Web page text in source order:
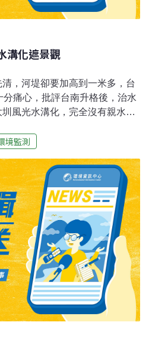
溝化遮景觀
，河堤卻要加高到一米多，台
痛心，批評台南升格後，治水
風光水溝化，完全沒有親水性
進行的堤岸加高工程，因最近
安順橋保安宮前的堤岸護欄，
再予加高，將進一步了解，再
順橋段，前年最嚴重的八八水
的施工導致河水從施工處的地
望政府治水應兼顧河岸景觀，
伍做法。
境監測